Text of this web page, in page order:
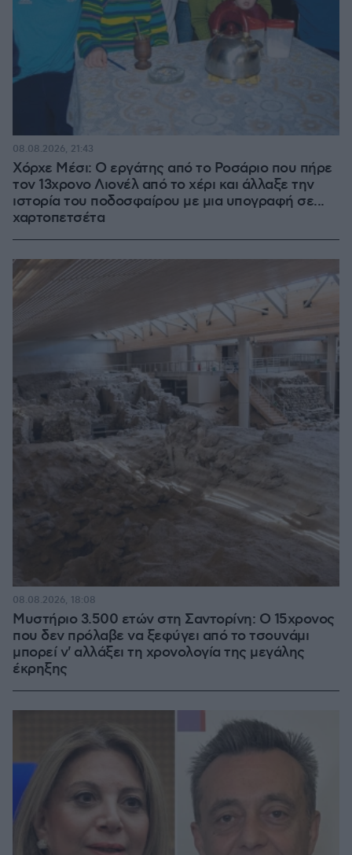
Χόρχε Μέσι: Ο εργάτης από το Ροσάριο που πήρε
τον 13χρονο Λιονέλ από το χέρι και άλλαξε την
ιστορία του ποδοσφαίρου με μια υπογραφή σε...
χαρτοπετσέτα
08.08.2026, 21:43
Μυστήριο 3.500 ετών στη Σαντορίνη: Ο 15χρονος
που δεν πρόλαβε να ξεφύγει από το τσουνάμι
μπορεί ν' αλλάξει τη χρονολογία της μεγάλης
έκρηξης
08.08.2026, 18:08